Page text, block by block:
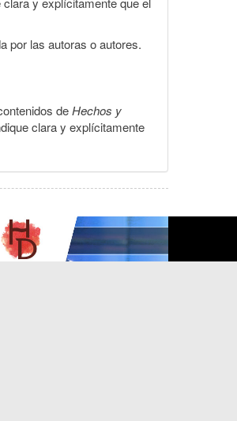
por las autoras o autores.
deHechos y
clara y explícitamente